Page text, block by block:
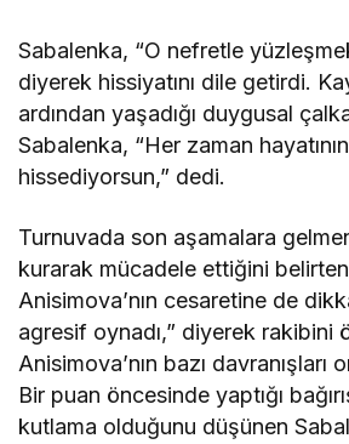
Sabalenka, “O nefretle
diyerek hissiyatını dile getirdi.
ardından yaşadığı duygusal
Sabalenka, “Her zaman
hissediyorsun,” dedi.
Turnuvada son aşamalara
kurarak mücadele ettiğini
Anisimova’nın cesaretine de
agresif oynadı,” diyerek rakibini
Anisimova’nın bazı davranışları
Bir puan öncesinde yaptığı
kutlama olduğunu düşünen